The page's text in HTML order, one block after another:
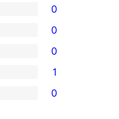
0
0
0
1
0